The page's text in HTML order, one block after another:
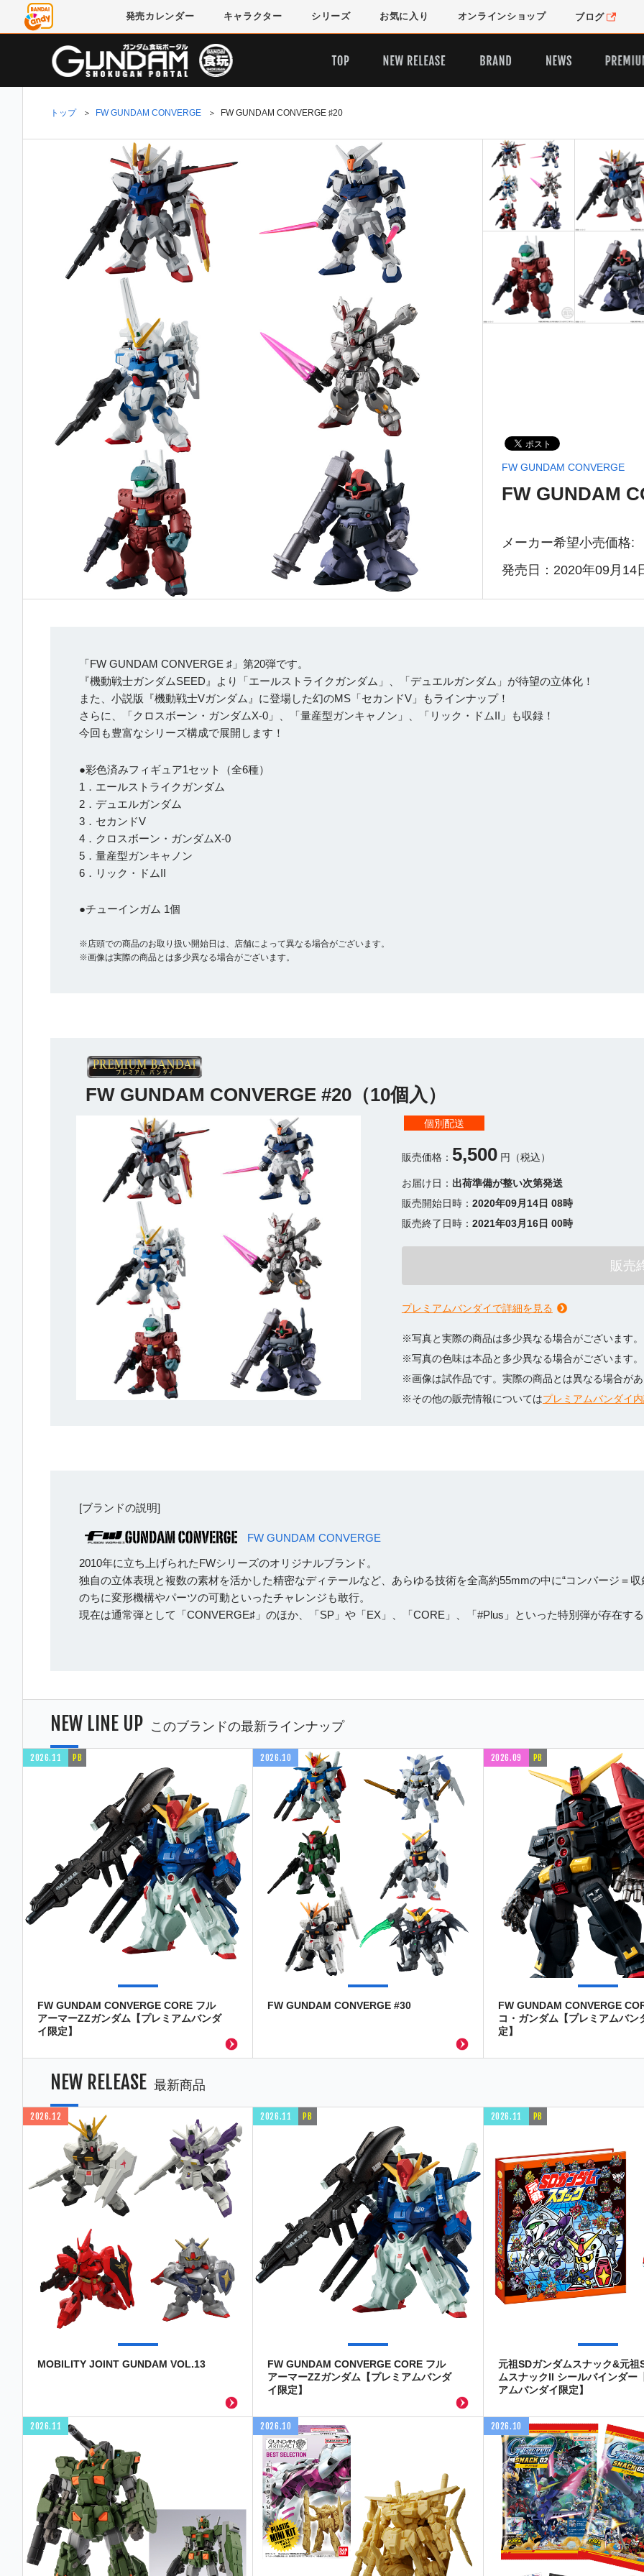
発売カレンダー キャラクター シリーズ お気に入り オンラインショップ ブログ
トップ ＞ FW GUNDAM CONVERGE ＞ FW GUNDAM CONVERGE ♯20
FW GUNDAM CONVERGE
FW GUNDAM
メーカー希望小売価格:
発売日：2020年09月14
「FW GUNDAM CONVERGE ♯」第20弾です。
『機動戦士ガンダムSEED』より「エールストライクガンダム」、「デュエルガンダム」が待望の立体化！
また、小説版『機動戦士Vガンダム』に登場した幻のMS「セカンドV」もラインナップ！
さらに、「クロスボーン・ガンダムX-0」、「量産型ガンキャノン」、「リック・ドムII」も収録！
今回も豊富なシリーズ構成で展開します！
●彩色済みフィギュア1セット（全6種）
1．エールストライクガンダム
2．デュエルガンダム
3．セカンドV
4．クロスボーン・ガンダムX-0
5．量産型ガンキャノン
6．リック・ドムII
●チューインガム 1個
※店頭での商品のお取り扱い開始日は、店舗によって異なる場合がございます。
※画像は実際の商品とは多少異なる場合がございます。
FW GUNDAM CONVERGE #20（10個入）
個別配送
販売価格： 5,500円（税込）
お届け日： 出荷準備が整い次第発送
販売開始日時： 2020年09月14日 08時
販売終了日時： 2021年03月16日 00時
販売
プレミアムバンダイで詳細を見る
※写真と実際の商品は多少異なる場合がございます。
※写真の色味は本品と多少異なる場合がございます。
※画像は試作品です。実際の商品とは異なる場合が
※その他の販売情報についてはプレミアムバンダイ
[ブランドの説明]
FW GUNDAM CONVERGE
2010年に立ち上げられたFWシリーズのオリジナルブランド。
独自の立体表現と複数の素材を活かした精密なディテールなど、あらゆる技術を全高約55mmの中に“コンバージ＝
のちに変形機構やパーツの可動といったチャレンジも敢行。
現在は通常弾として「CONVERGE♯」のほか、「SP」や「EX」、「CORE」、「#Plus」といった特別弾が存在す
NEW LINE UP このブランドの最新ラインナップ
2026.11 PB
FW GUNDAM CONVERGE CORE フル
アーマーZZガンダム【プレミアムバンダ
イ限定】
2026.10
FW GUNDAM CONVERGE #30
2026.09 PB
FW GUNDAM CONVERGE
コ・ガンダム【プレミアムバン
定】
NEW RELEASE 最新商品
2026.12
MOBILITY JOINT GUNDAM VOL.13
2026.11 PB
FW GUNDAM CONVERGE CORE フル
アーマーZZガンダム【プレミアムバンダ
イ限定】
2026.11 PB
元祖SDガンダムスナック&元祖
ムスナックII シールバインダー
アムバンダイ限定】
2026.11 2026.10 2026.10